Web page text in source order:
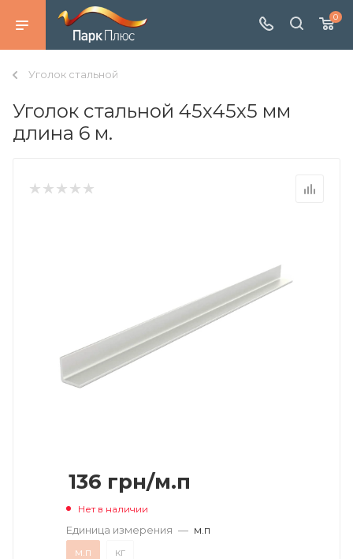
0
Уголок стальной
Уголок стальной 45х45х5 мм
длина 6 м.
136 грн/м.п
Нет в наличии
Единица измерения — м.п
м.п
кг